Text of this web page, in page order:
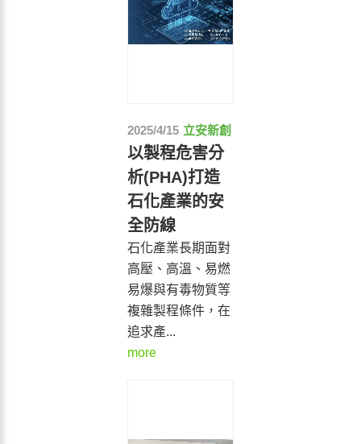
2025/4/15 立安新創
以製程危害分
析(PHA)打造
石化產業的安
全防線
石化產業長期面對
高壓、高溫、易燃
易爆與有毒物質等
複雜製程條件，在
追求產...
more